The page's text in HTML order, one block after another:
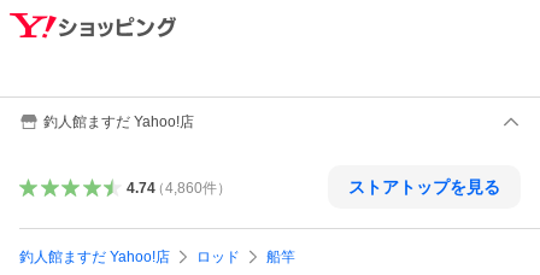
釣人館ますだ Yahoo!店
4.74（4,860件） ストアトップを見る
釣人館ますだ Yahoo!店 ロッド 船竿